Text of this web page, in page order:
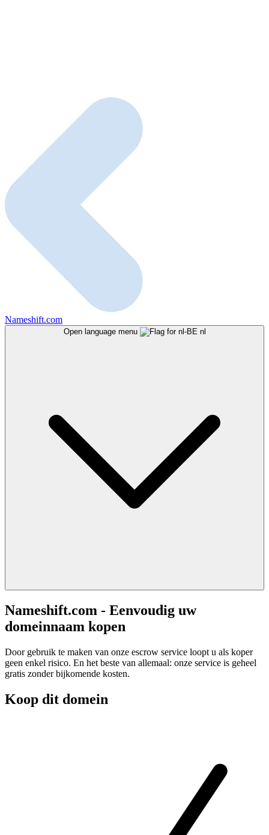
Nameshift.com
Open language menu nl
Nameshift.com - Eenvoudig uw
domeinnaam kopen
Door gebruik te maken van onze escrow service loopt u als koper
geen enkel risico. En het beste van allemaal: onze service is geheel
gratis zonder bijkomende kosten.
Koop dit domein